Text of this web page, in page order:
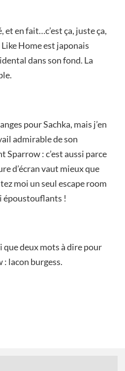
et en fait…c’est ça, juste ça,
Home est japonais
dans son fond. La
pour Sachka, mais j’en
admirable de son
: c’est aussi parce
d’écran vaut mieux que
moi un seul escape room
époustouflants !
que deux mots à dire pour
lacon burgess.